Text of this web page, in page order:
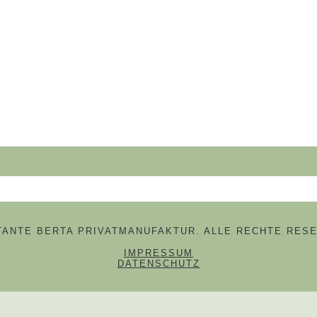
BERTA PRIVATMANUFAKTUR. ALLE RECHTE
NAVIGATION ÜBERSPRINGEN
IMPRESSUM
DATENSCHUTZ